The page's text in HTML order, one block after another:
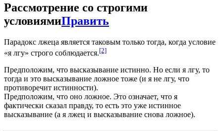
Рассмотрение со строгими
условиямиПравить
Парадокс лжеца является таковым только тогда, когда условие
«я лгу» строго соблюдается.[2]
Предположим, что высказывание истинно. Но если я лгу, то
тогда и это высказывание ложное тоже (и я не лгу, что
противоречит истинности).
Предположим, что оно ложное. Это означает, что я
фактически сказал правду, то есть это уже истинное
высказывание (а я лжец и высказывание снова ложное).